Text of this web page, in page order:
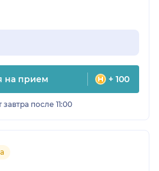
на прием + 100
после 11:00